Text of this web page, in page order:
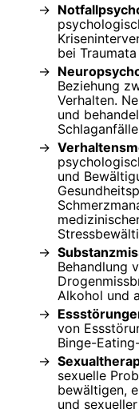
bei
Beziehung
Verhalten.
und
und
Behandlung
Alkohol und
von
Binge-
sexuelle
bewältigen,
und